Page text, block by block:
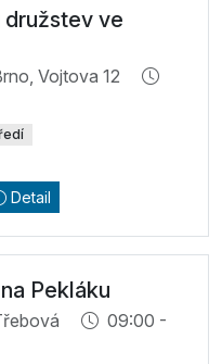
družstev ve
Vojtova 12
Detail
Pekláku
09:00 -